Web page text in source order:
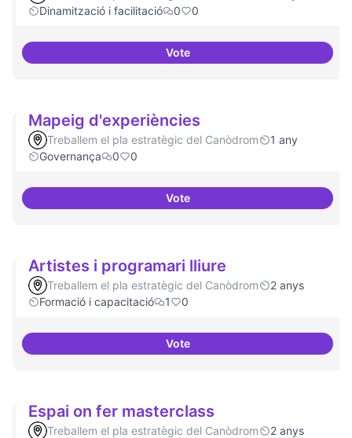
Dinamització i facilitació
0 0
VoteRepositori de coneixement
Mapeig d'experiències
Treballem el pla estratègic del Canòdrom
1 any
Governança
0 0
VoteMapeig d'experiències
Artistes i programari lliure
Treballem el pla estratègic del Canòdrom
2 anys
Formació i capacitació
1 0
VoteArtistes i programari lliure
Espai on fer masterclass
Treballem el pla estratègic del Canòdrom
2 anys